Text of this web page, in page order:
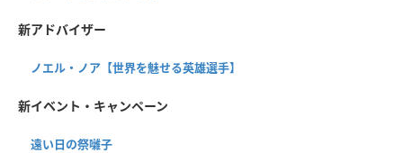
新アドバイザー
ノエル・ノア【世界を魅せる英雄選手】
新イベント・キャンペーン
遠い日の祭囃子